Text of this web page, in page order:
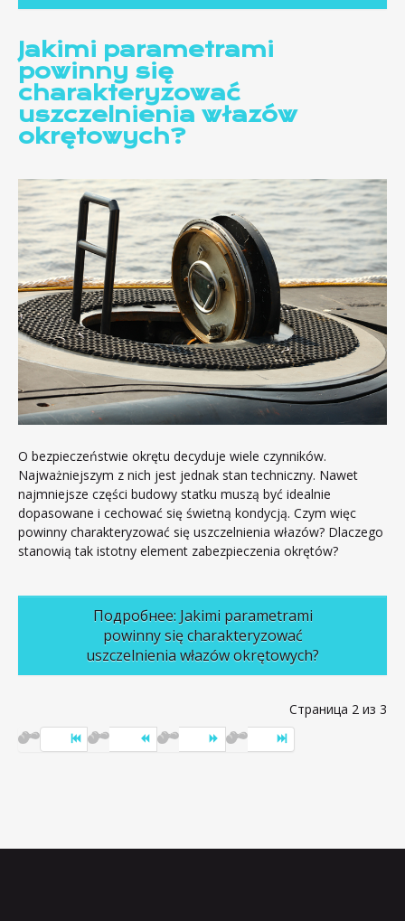
Jakimi parametrami
powinny się
charakteryzować
uszczelnienia włazów
okrętowych?
O bezpieczeństwie okrętu decyduje wiele czynników.
Najważniejszym z nich jest jednak stan techniczny. Nawet
najmniejsze części budowy statku muszą być idealnie
dopasowane i cechować się świetną kondycją. Czym więc
powinny charakteryzować się uszczelnienia włazów? Dlaczego
stanowią tak istotny element zabezpieczenia okrętów?
Подробнее: Jakimi parametrami
powinny się charakteryzować
uszczelnienia włazów okrętowych?
Страница 2 из 3